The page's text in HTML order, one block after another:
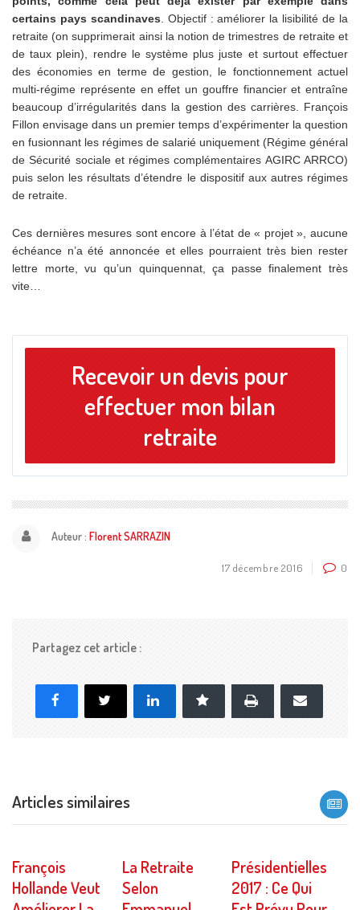
certains pays scandinaves . Objectif : améliorer la lisibilité de la
retraite (on supprimerait ainsi la notion de trimestres de retraite et
de taux plein), rendre le système plus juste et surtout effectuer
des économies en terme de gestion, le fonctionnement actuel
multi-régime représente en effet un gouffre financier et entraîne
beaucoup d’irrégularités dans la gestion des carrières. François
Fillon envisage dans un premier temps d’expérimenter la question
en fusionnant les régimes de salarié uniquement (Régime général
de Sécurité sociale et régimes complémentaires AGIRC ARRCO)
puis selon les résultats d’étendre le dispositif aux autres régimes
de retraite.
Ces dernières mesures sont encore à l’état de « projet », aucune
échéance n’a été annoncée et elles pourraient très bien rester
lettre morte, vu qu’un quinquennat, ça passe finalement très
vite…
Recevoir un devis pour
effectuer mon bilan
retraite
Auteur : Florent SARRAZIN
17 décembre 2016 0
Partagez cet article :
Facebook LinkedIn Marque-page
Imprimer
mail
Articles similaires
François
Hollande Veut
La Retraite
Selon
Présidentielles
2017 : Ce Qui